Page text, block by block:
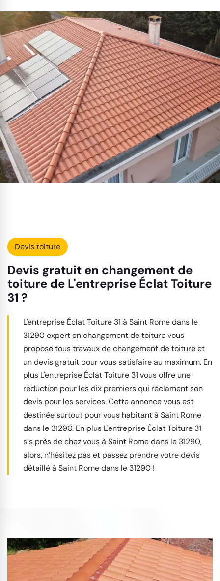
Devis toiture
Devis gratuit en changement de
toiture de L'entreprise Éclat Toiture
31 ?
L'entreprise Éclat Toiture 31 à Saint Rome dans le
31290 expert en changement de toiture vous
propose tous travaux de changement de toiture et
un devis gratuit pour vous satisfaire au maximum. En
plus L'entreprise Éclat Toiture 31 vous offre une
réduction pour les dix premiers qui réclament son
devis pour les services. Cette annonce vous est
destinée surtout pour vous habitant à Saint Rome
dans le 31290. En plus L'entreprise Éclat Toiture 31
sis près de chez vous à Saint Rome dans le 31290,
alors, n’hésitez pas et passez prendre votre devis
détaillé à Saint Rome dans le 31290 !